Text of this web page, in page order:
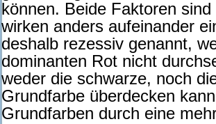
können. Beide Faktoren
wirken anders aufeinander
deshalb rezessiv genannt,
dominanten Rot nicht
weder die schwarze, noch
Grundfarbe überdecken
Grundfarben durch eine